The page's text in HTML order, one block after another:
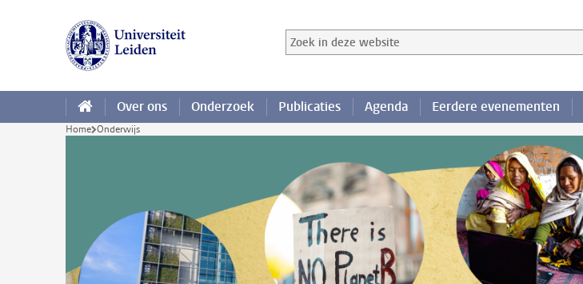
Zoek in deze website
Zoekterm
Over ons Onderzoek Publicaties Agenda Eerdere evenementen
Home Onderwijs